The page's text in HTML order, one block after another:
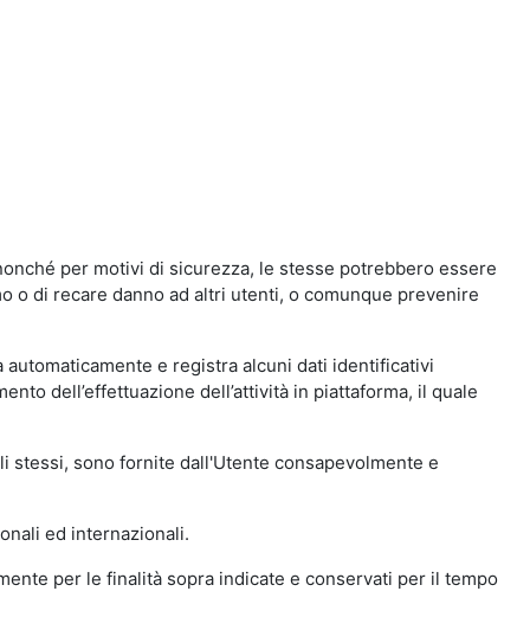
per motivi di sicurezza, le stesse potrebbero essere
o di recare danno ad altri utenti, o comunque prevenire
e registra alcuni dati identificativi
dell’effettuazione dell’attività in piattaforma, il quale
sono fornite dall'Utente consapevolmente e
ed internazionali.
per le finalità sopra indicate e conservati per il tempo